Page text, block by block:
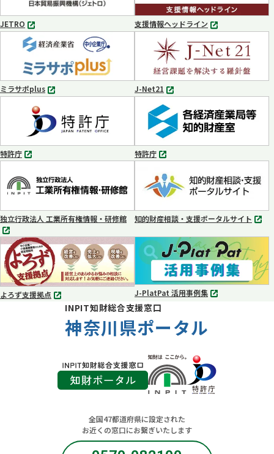
開
く
JETRO
別
タ
ブ
で
開
く
支援情報ヘッドライン
別
タ
ブ
で
開
く
ミラサポplus
別
ブ
で
開
く
J-Net21
別
タ
ブ
で
開
く
特許庁
別
ブ
で
く
特許庁
別
ブ
で
開
く
独立行政法人 工業所有権情報・研修館
別
タ
ブ
で
知的財産相談・支援ポータルサイト
別
タ
開
く
よろず支援拠点
別
J-PlatPat 活用事例集
別
INPIT知財総合支援窓口
神奈川県ポータル
全国47都道府県に設定された
お近くの窓口にお繋ぎいたします